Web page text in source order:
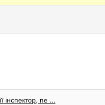
інспектор, пе ...